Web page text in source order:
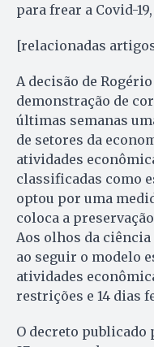
para frear a Covid-
[relacionadas
A decisão de
demonstração de
últimas semanas
de setores da
atividades
classificadas como
optou por uma
coloca a
Aos olhos da
ao seguir o modelo
atividades
restrições e 14 dias
O decreto publicado